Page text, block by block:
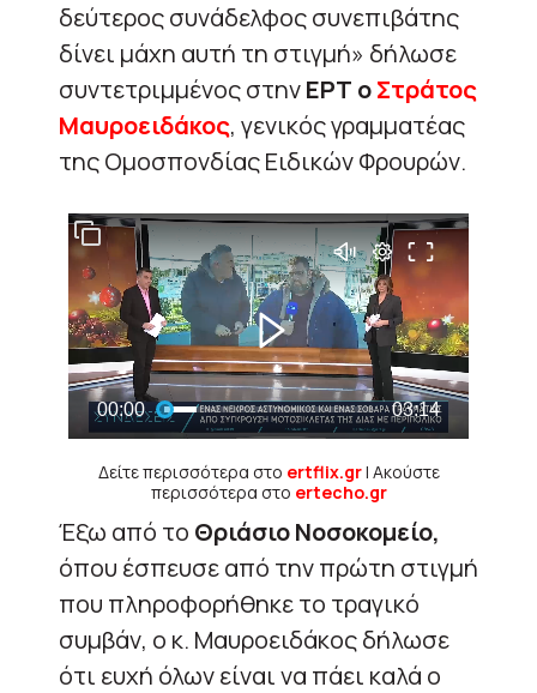
δεύτερος συνάδελφος συνεπιβάτης
δίνει μάχη αυτή τη στιγμή» δήλωσε
συντετριμμένος στηνΕΡΤ οΣτράτος
Μαυροειδάκος, γενικός γραμματέας
της Ομοσπονδίας Ειδικών Φρουρών.
Δείτε περισσότερα στο ertflix.gr| Ακούστε
περισσότερα στο ertecho.gr
Έξω από το Θριάσιο Νοσοκομείο,
όπου έσπευσε από την πρώτη στιγμή
που πληροφορήθηκε το τραγικό
συμβάν, ο κ. Μαυροειδάκος δήλωσε
ότι ευχή όλων είναι να πάει καλά ο